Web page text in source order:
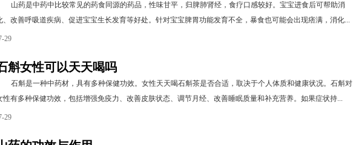
山药是中药中比较常见的药食同源的药品，性味甘平，归脾肺肾经，食疗口感较好。宝宝进食后可帮助消
、改善呼吸道疾病、促进宝宝生长发育等好处。针对宝宝脾胃功能发育不全，暴食也可能会出现痞满，消化...
29
斛女性可以天天喝吗
石斛是一种中药材，具有多种保健功效。女性天天喝石斛茶是否合适，取决于个人体质和健康状况。石斛对
性有多种保健功效，包括增强免疫力、改善皮肤状态、调节月经、改善睡眠质量和补充营养。如果症状持...
29